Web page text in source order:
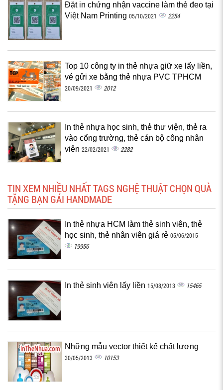
Đặt in chứng nhận vaccine làm thẻ đeo tại
Việt Nam Printing 05/10/2021 2254
Top 10 công ty in thẻ nhựa giữ xe lấy liền,
vé gửi xe bằng thẻ nhựa PVC TPHCM
20/09/2021 2012
In thẻ nhựa học sinh, thẻ thư viện, thẻ ra
vào cổng trường, thẻ cán bộ công nhân
viên 22/02/2021 2282
TIN XEM NHIỀU NHẤT TAGS NGHỆ THUẬT CHỌN QUÀ
TẶNG BẠN GÁI HANDMADE
In thẻ nhựa HCM làm thẻ sinh viên, thẻ
học sinh, thẻ nhân viên giá rẻ 05/06/2015
19956
In thẻ sinh viên lấy liền 15/08/2013 15465
Những mẫu vector thiết kế chất lượng
30/05/2013 10153